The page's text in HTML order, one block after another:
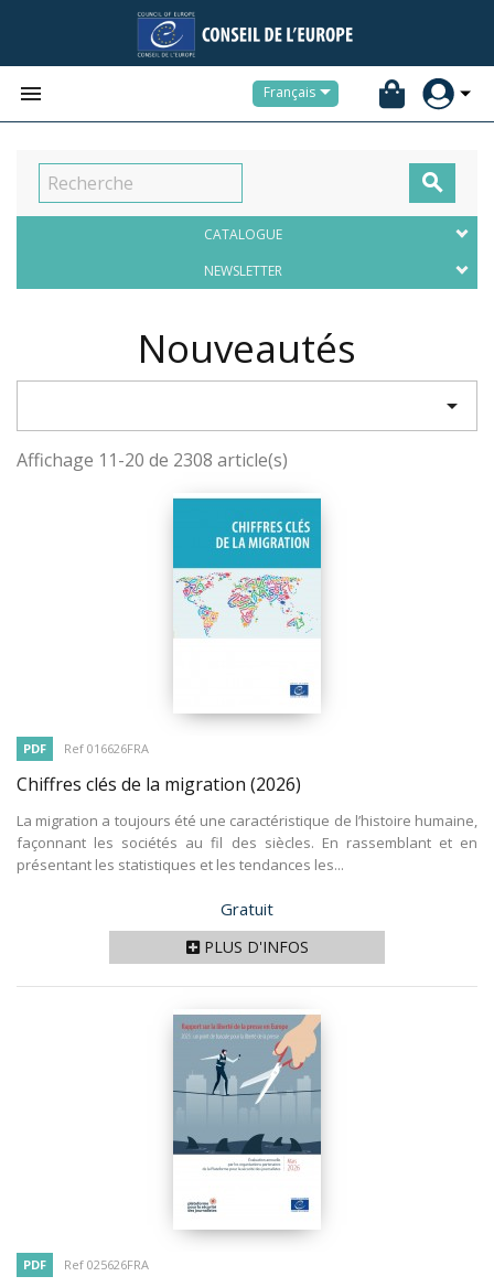
 Français

CATALOGUE
NEWSLETTER
Nouveautés

Affichage 11-20 de 2308 article(s)
PDF Ref 016626FRA
Chiffres clés de la migration (2026)
La migration a toujours été une caractéristique de l’histoire humaine,
façonnant les sociétés au fil des siècles. En rassemblant et en
présentant les statistiques et les tendances les...
Prix
Gratuit
PLUS D'INFOS
PDF Ref 025626FRA